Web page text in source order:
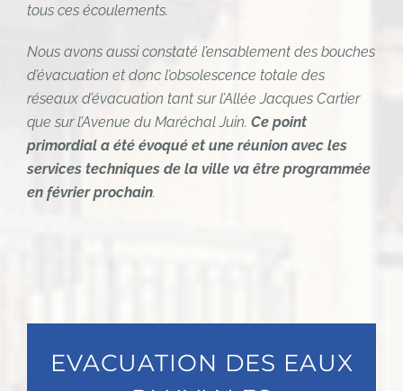
tous ces écoulements.
Nous avons aussi constaté l’ensablement des bouches
d’évacuation et donc l’obsolescence totale des
réseaux d’évacuation tant sur l’Allée Jacques Cartier
que sur l’Avenue du Maréchal Juin. Ce point
primordial a été évoqué et une réunion avec les
services techniques de la ville va être programmée
en février prochain.
EVACUATION DES EAUX